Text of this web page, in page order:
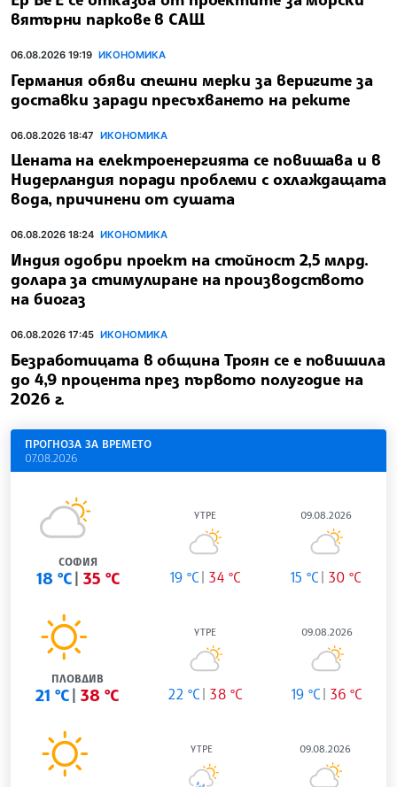
вятърни паркове в САЩ
06.08.2026 19:19 ИКОНОМИКА
Германия обяви спешни мерки за веригите за
доставки заради пресъхването на реките
06.08.2026 18:47 ИКОНОМИКА
Цената на електроенергията се повишава и в
Нидерландия поради проблеми с охлаждащата
вода, причинени от сушата
06.08.2026 18:24 ИКОНОМИКА
Индия одобри проект на стойност 2,5 млрд.
долара за стимулиране на производството
на биогаз
06.08.2026 17:45 ИКОНОМИКА
Безработицата в община Троян се е повишила
до 4,9 процента през първото полугодие на
2026 г.
ПРОГНОЗА ЗА ВРЕМЕТО
07.08.2026
СОФИЯ
18 °C 35 °C
УТРЕ
19 °C 34 °C
09.08.2026
15 °C 30 °C
ПЛОВДИВ
21 °C 38 °C
УТРЕ
22 °C 38 °C
09.08.2026
19 °C 36 °C
УТРЕ 09.08.2026